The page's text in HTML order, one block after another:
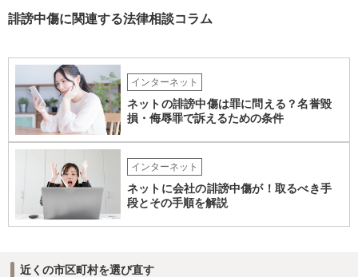
誹謗中傷に関連する法律相談コラム
インターネット
ネットの誹謗中傷は罪に問える？名誉毀
損・侮辱罪で訴えるための条件
インターネット
ネットに会社の誹謗中傷が！取るべき手
段とその手順を解説
近くの市区町村を選び直す